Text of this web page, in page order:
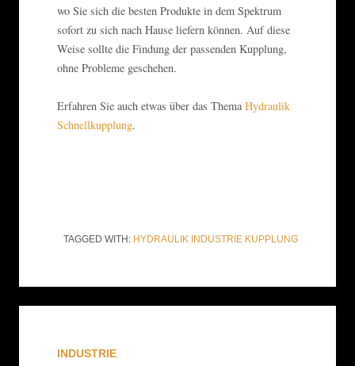
wo Sie sich die besten Produkte in dem Spektrum
sofort zu sich nach Hause liefern können. Auf diese
Weise sollte die Findung der passenden Kupplung,
ohne Probleme geschehen.
Erfahren Sie auch etwas über das ThemaHydraulik
Schnellkupplung.
TAGGED WITH: HYDRAULIK INDUSTRIE KUPPLUNG
INDUSTRIE